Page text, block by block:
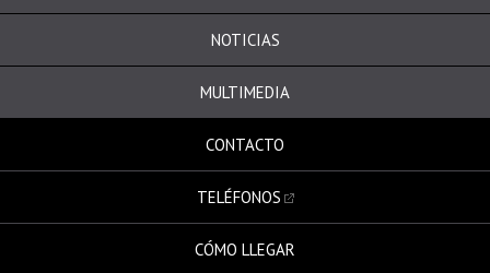
NOTICIAS
MULTIMEDIA
CONTACTO
TELÉFONOS
CÓMO LLEGAR